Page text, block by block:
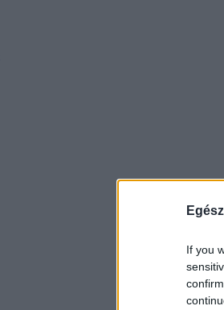
If you